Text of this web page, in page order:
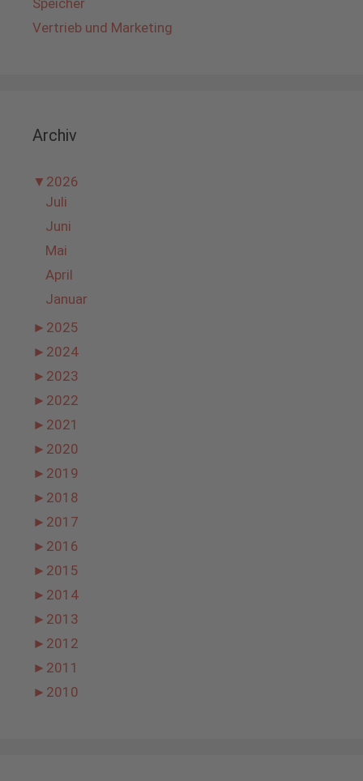
Vertrieb und Marketing
Archiv
▼ 2026
Juli
Juni
Mai
April
Januar
► 2025
► 2024
► 2023
► 2022
► 2021
► 2020
► 2019
► 2018
► 2017
► 2016
► 2015
► 2014
► 2013
► 2012
► 2011
► 2010